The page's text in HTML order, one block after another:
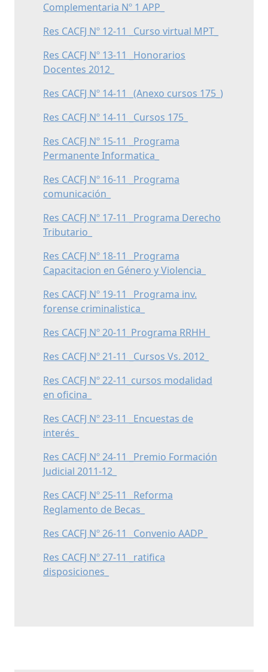
Complementaria Nº 1 APP_
Res CACFJ Nº 12-11 _Curso virtual MPT_
Res CACFJ Nº 13-11 _Honorarios
Docentes 2012_
Res CACFJ Nº 14-11 _(Anexo cursos 175_)
Res CACFJ Nº 14-11 _Cursos 175_
Res CACFJ Nº 15-11 _Programa
Permanente Informatica_
Res CACFJ Nº 16-11 _Programa
comunicación_
Res CACFJ Nº 17-11 _Programa Derecho
Tributario_
Res CACFJ Nº 18-11 _Programa
Capacitacion en Género y Violencia_
Res CACFJ Nº 19-11 _Programa inv.
forense criminalistica_
Res CACFJ Nº 20-11_Programa RRHH_
Res CACFJ Nº 21-11 _Cursos Vs. 2012_
Res CACFJ Nº 22-11_cursos modalidad
en oficina_
Res CACFJ Nº 23-11 _Encuestas de
interés_
Res CACFJ Nº 24-11 _Premio Formación
Judicial 2011-12_
Res CACFJ Nº 25-11 _Reforma
Reglamento de Becas_
Res CACFJ Nº 26-11 _Convenio AADP_
Res CACFJ Nº 27-11 _ratifica
disposiciones_